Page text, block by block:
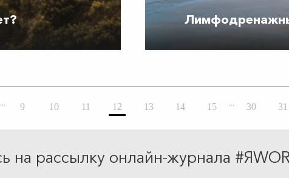
... 9 10 11 12 13 14 15 ... 30 31
на рассылку онлайн-журнала